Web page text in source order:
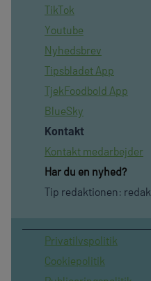
TikTok
Youtube
Nyhedsbrev
Tipsbladet App
TjekFoodbold App
BlueSky
Kontakt
Kontakt medarbejder
Har du en nyhed?
Tip redaktionen:
Privatilvspolitik
Cookiepolitik